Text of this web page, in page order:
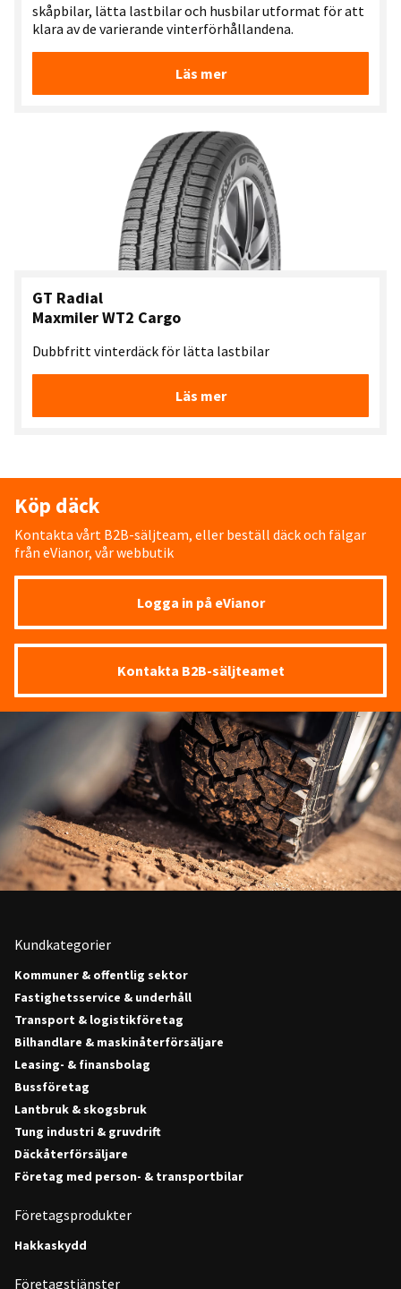
skåpbilar, lätta lastbilar och husbilar utformat för att
klara av de varierande vinterförhållandena.
Läs mer
GT Radial
Maxmiler WT2 Cargo
Dubbfritt vinterdäck för lätta lastbilar
Läs mer
Köp däck
Kontakta vårt B2B-säljteam, eller beställ däck och fälgar
från eVianor, vår webbutik
Logga in på eVianor
Kontakta B2B-säljteamet
Kundkategorier
Kommuner & offentlig sektor
Fastighetsservice & underhåll
Transport & logistikföretag
Bilhandlare & maskinåterförsäljare
Leasing- & finansbolag
Bussföretag
Lantbruk & skogsbruk
Tung industri & gruvdrift
Däckåterförsäljare
Företag med person- & transportbilar
Företagsprodukter
Hakkaskydd
Företagstjänster